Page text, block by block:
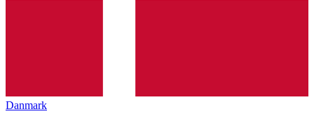
Danmark